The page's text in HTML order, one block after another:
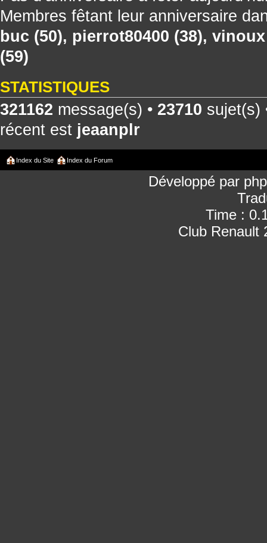
Membres fêtant leur anniversaire
buc (50), pierrot80400 (38), vinoux
(59)
STATISTIQUES
321162 message(s) • 23710 sujet(s)
récent est jeaanplr
Index du Site Index du Forum
Développé par
Time :
Club Renault